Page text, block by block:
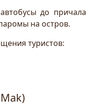
до причала
на остров.
туристов: